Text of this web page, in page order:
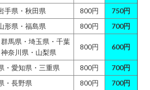
手県・秋田県
800円
750円
形県・福島県
800円
700円
馬県・埼玉県・千葉
奈川県・山梨県
800円 600円
・愛知県・三重県 800円
700円
・長野県
800円
700円